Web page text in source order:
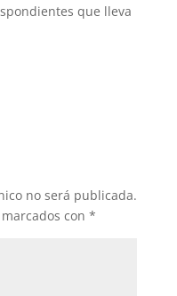
que lleva
no será publicada.
con *